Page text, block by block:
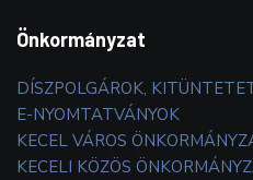
Önkormányzat
DÍSZPOLGÁROK,
E-NYOMTATVÁNYOK
KECEL VÁROS
KECELI KÖZÖS